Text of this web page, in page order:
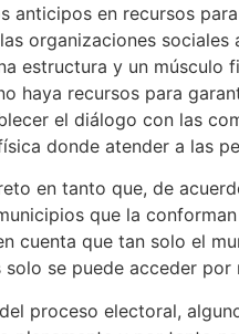
anticipos en recursos
organizaciones
estructura y un
haya recursos para
el diálogo con las
donde atender a las
en tanto que, de
que la
cuenta que tan solo el
se puede acceder
proceso electoral,